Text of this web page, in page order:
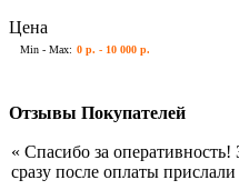
Цена
Min - Max: 0 р. - 10 000 р.
Отзывы Покупателей
« Спасибо за оперативность!
сразу после оплаты